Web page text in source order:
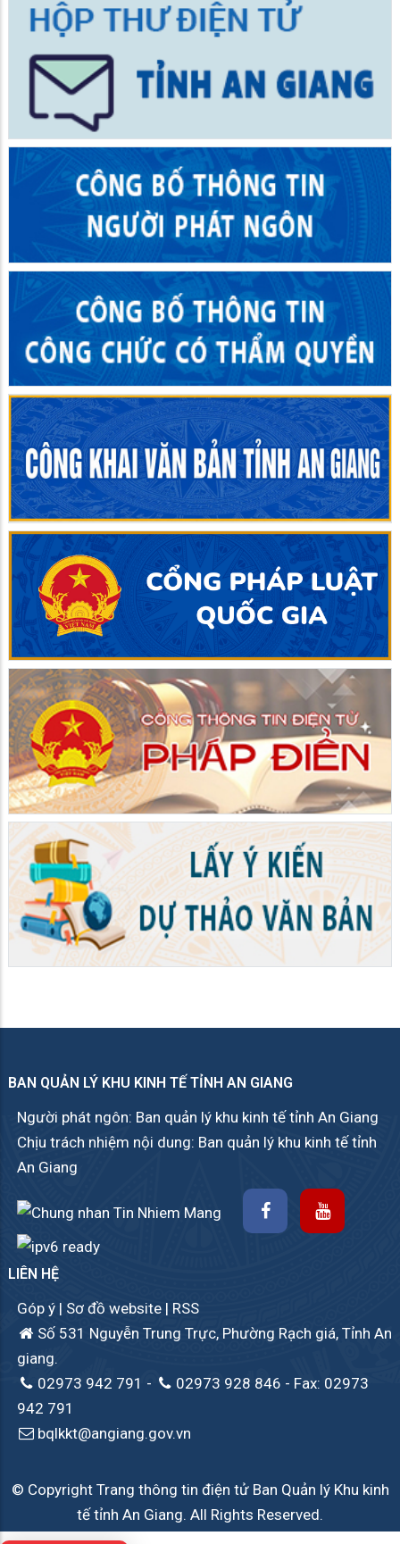
Đảng bộ Ban Quản lý Khu kinh tế tỉnh An Giang quán triệt,
đảng viên không được làm
30/07/2026
Kiến tạo môi trường đầu tư hiện đại
30/07/2026
TIN MỚI
Công ty Cổ phần Gỗ MDF VRG Kiên Giang - 10 năm, một
chặng đường phát triển (2016 – 2026)
Ban Quản lý Khu kinh tế triển khai thực hiện kiểm soát xung
đột lợi ích năm 2026
Ban Quản lý Khu kinh tế tỉnh Kiên Giang thông báo chấm
dứt hoạt động của dự án đầu tư Nhà máy sản xuất đế giày
và giày dép xuất khẩu
Công ty cổ phần Thái Bình Kiên Giang tại KCN Thạnh Lộc
thông báo nhu cầu tuyển dụng 1.000 lao động trong quý
4/2024
Công ty TNHH HwaSeung Rạch Giá tại KCN Thạnh Lộc
thông báo nhu cầu tuyển dụng 1.500 lao động phổ thông